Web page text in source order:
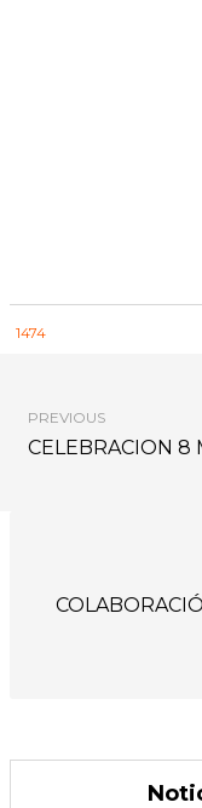
1474
PREVIOUS
CELEBRACION 8